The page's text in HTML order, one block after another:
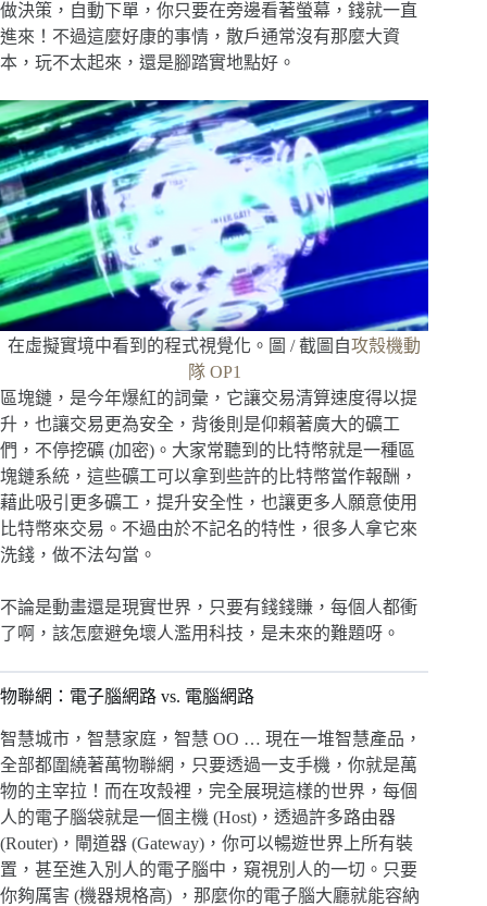
做決策，自動下單，你只要在旁邊看著螢幕，錢就一直
進來！不過這麼好康的事情，散戶通常沒有那麼大資
本，玩不太起來，還是腳踏實地點好。
在虛擬實境中看到的程式視覺化。圖 / 截圖自攻殼機動
隊 OP1
區塊鏈，是今年爆紅的詞彙，它讓交易清算速度得以提
升，也讓交易更為安全，背後則是仰賴著廣大的礦工
們，不停挖礦 (加密)。大家常聽到的比特幣就是一種區
塊鏈系統，這些礦工可以拿到些許的比特幣當作報酬，
藉此吸引更多礦工，提升安全性，也讓更多人願意使用
比特幣來交易。不過由於不記名的特性，很多人拿它來
洗錢，做不法勾當。
不論是動畫還是現實世界，只要有錢錢賺，每個人都衝
了啊，該怎麼避免壞人濫用科技，是未來的難題呀。
物聯網：電子腦網路 vs. 電腦網路
智慧城市，智慧家庭，智慧 OO … 現在一堆智慧產品，
全部都圍繞著萬物聯網，只要透過一支手機，你就是萬
物的主宰拉！而在攻殼裡，完全展現這樣的世界，每個
人的電子腦袋就是一個主機 (Host)，透過許多路由器
(Router)，閘道器 (Gateway)，你可以暢遊世界上所有裝
置，甚至進入別人的電子腦中，窺視別人的一切。只要
你夠厲害 (機器規格高) ，那麼你的電子腦大廳就能容納